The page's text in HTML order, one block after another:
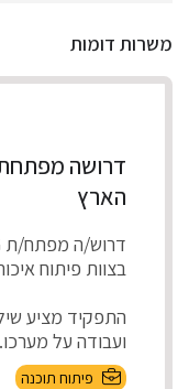
משרות דומות
הארץ
בצוות פיתוח
התפקיד מציע
ועבודה על
פיתוח תוכנה